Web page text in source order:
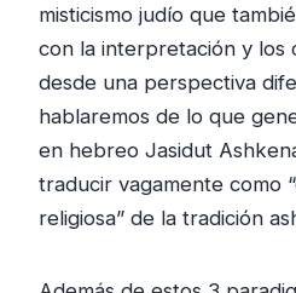
misticismo judío que
con la interpretación y los
desde una perspectiva
hablaremos de lo que
en hebreo Jasidut
traducir vagamente como
religiosa” de la tradición